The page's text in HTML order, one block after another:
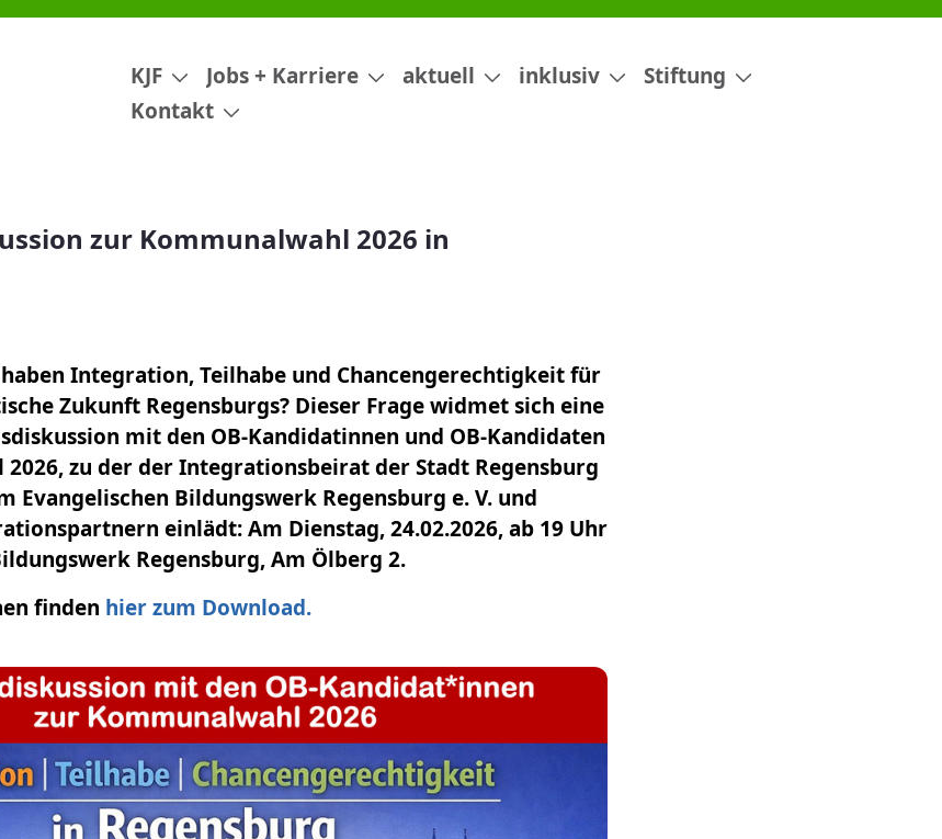
2026 in Regensburg
KJF Jobs + Karriere aktuell inklusiv
Stiftung
Kontakt
zur Kommunalwahl 2026 in
Integration, Teilhabe und Chancengerechtigkeit für
Zukunft Regensburgs? Dieser Frage widmet sich eine
mit den OB-Kandidatinnen und OB-Kandidaten
zu der der Integrationsbeirat der Stadt Regensburg
Evangelischen Bildungswerk Regensburg e. V. und
einlädt: Am Dienstag, 24.02.2026, ab 19 Uhr
Regensburg, Am Ölberg 2.
finden hier zum Download.